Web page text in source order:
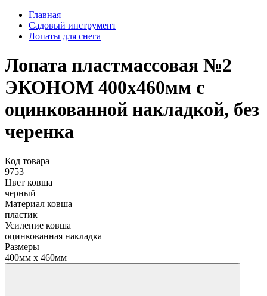
Главная
Садовый инструмент
Лопаты для снега
Лопата пластмассовая №2
ЭКОНОМ 400х460мм с
оцинкованной накладкой, без
черенка
Код товара
9753
Цвет ковша
черный
Материал ковша
пластик
Усиление ковша
оцинкованная накладка
Размеры
400мм х 460мм